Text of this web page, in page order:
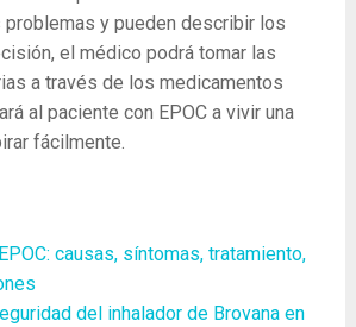
y pueden describir los
el médico podrá tomar las
a través de los medicamentos
al paciente con EPOC a vivir una
fácilmente.
causas, síntomas, tratamiento,
del inhalador de Brovana en